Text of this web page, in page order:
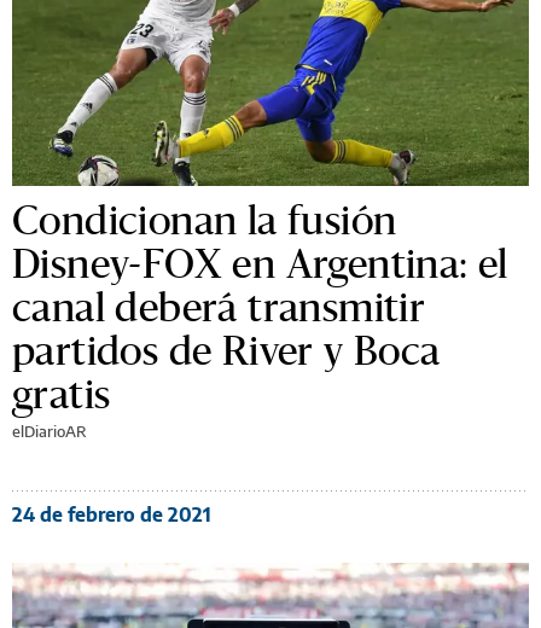
Condicionan la fusión
Disney-FOX en Argentina: el
canal deberá transmitir
partidos de River y Boca
gratis
elDiarioAR
24 de febrero de 2021